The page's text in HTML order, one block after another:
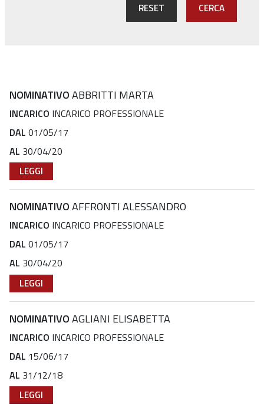
RESET CERCA
NOMINATIVOABBRITTI MARTA
INCARICO INCARICO PROFESSIONALE
DAL 01/05/17
AL 30/04/20
LEGGI
NOMINATIVOAFFRONTI ALESSANDRO
INCARICO INCARICO PROFESSIONALE
DAL 01/05/17
AL 30/04/20
LEGGI
NOMINATIVOAGLIANI ELISABETTA
INCARICO INCARICO PROFESSIONALE
DAL 15/06/17
AL 31/12/18
LEGGI